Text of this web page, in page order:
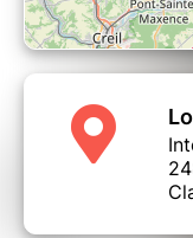
Déroulement:
Animation
l'ambassadeur
Dégustation de